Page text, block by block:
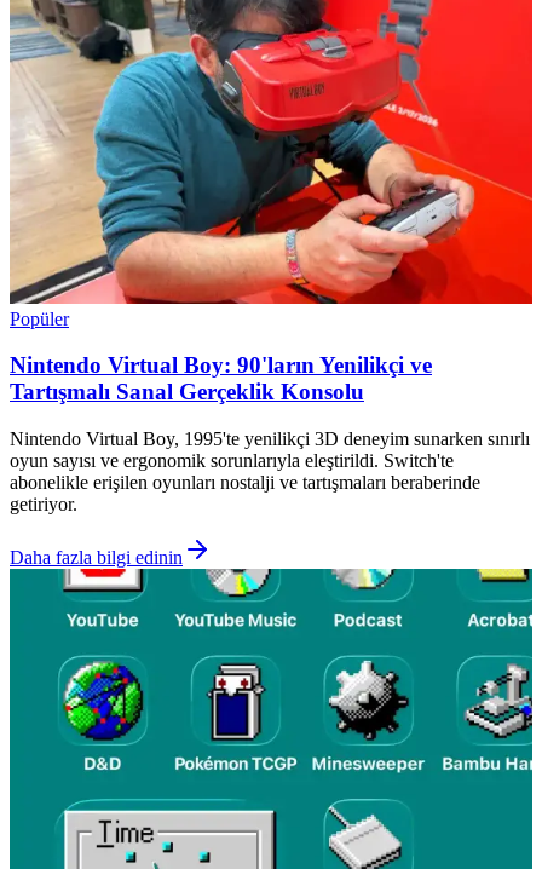
Popüler
Nintendo Virtual Boy: 90'ların Yenilikçi ve
Tartışmalı Sanal Gerçeklik Konsolu
Nintendo Virtual Boy, 1995'te yenilikçi 3D deneyim sunarken sınırlı
oyun sayısı ve ergonomik sorunlarıyla eleştirildi. Switch'te
abonelikle erişilen oyunları nostalji ve tartışmaları beraberinde
getiriyor.
Daha fazla bilgi edinin